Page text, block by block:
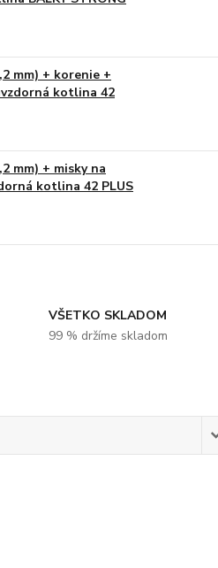
mm) + korenie +
kotlina 42
mm) + misky na
kotlina 42 PLUS
VŠETKO SKLADOM
99 % držíme skladom